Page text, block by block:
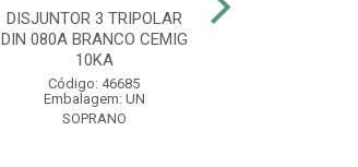
DISJUNTOR 3 TRIPOLAR
DIN 080A BRANCO CEMIG
10KA
Código: 46685
Embalagem: UN
SOPRANO